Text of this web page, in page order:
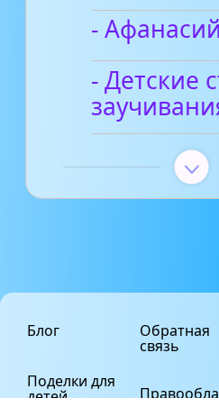
-
- Детские
Блог
Поделки для
детей
Обратная
связь